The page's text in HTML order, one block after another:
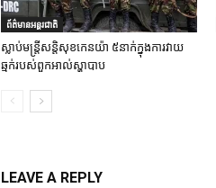
ព័ត៌មានអន្តរជាតិ
ស្លាប់មន្ត្រីសន្តិសុខកេនយ៉ា ៥នាក់ក្នុងការវាយ
ឆ្មក់របស់ពួកអាល់ស្ហាបាប
LEAVE A REPLY